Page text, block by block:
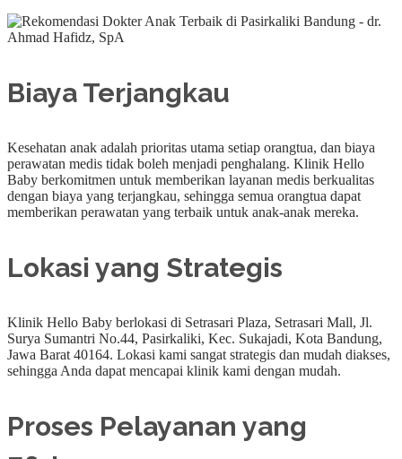
Biaya Terjangkau
Kesehatan anak adalah prioritas utama setiap orangtua, dan biaya
perawatan medis tidak boleh menjadi penghalang. Klinik Hello
Baby berkomitmen untuk memberikan layanan medis berkualitas
dengan biaya yang terjangkau, sehingga semua orangtua dapat
memberikan perawatan yang terbaik untuk anak-anak mereka.
Lokasi yang Strategis
Klinik Hello Baby berlokasi di Setrasari Plaza, Setrasari Mall, Jl.
Surya Sumantri No.44, Pasirkaliki, Kec. Sukajadi, Kota Bandung,
Jawa Barat 40164. Lokasi kami sangat strategis dan mudah diakses,
sehingga Anda dapat mencapai klinik kami dengan mudah.
Proses Pelayanan yang